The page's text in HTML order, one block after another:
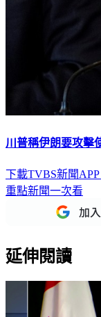
川普稱伊朗要攻
下載TVBS新聞
重點新聞一次看
延伸閱讀